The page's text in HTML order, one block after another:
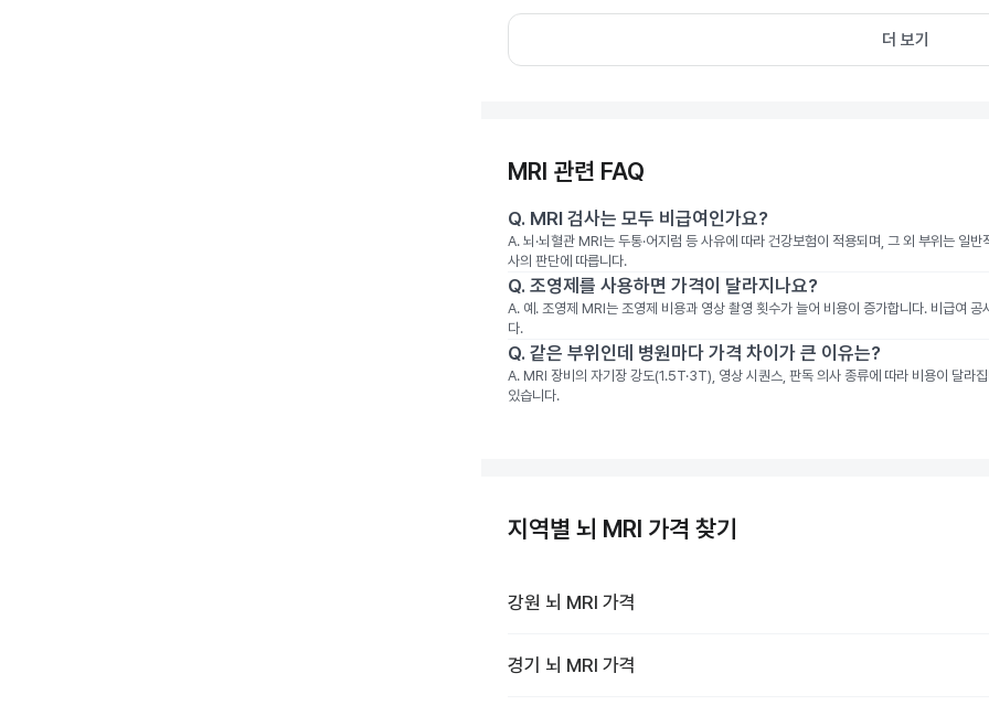
더 보기
MRI 관련 FAQ
Q. MRI 검사는 모두 비급여인가요?
A. 뇌·뇌혈관 MRI는 두통·어지럼 등 사유에 따라 건강보험이 적용되며, 그 외 부위는 일
사의 판단에 따릅니다.
Q. 조영제를 사용하면 가격이 달라지나요?
A. 예. 조영제 MRI는 조영제 비용과 영상 촬영 횟수가 늘어 비용이 증가합니다. 비급여
다.
Q. 같은 부위인데 병원마다 가격 차이가 큰 이유는?
A. MRI 장비의 자기장 강도(1.5T·3T), 영상 시퀀스, 판독 의사 종류에 따라 비용이 달라
있습니다.
지역별 뇌 MRI 가격 찾기
강원 뇌 MRI 가격
경기 뇌 MRI 가격